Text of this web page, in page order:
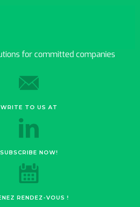
for committed companies
WRITE TO US AT
SUBSCRIBE NOW!
RENDEZ-VOUS !